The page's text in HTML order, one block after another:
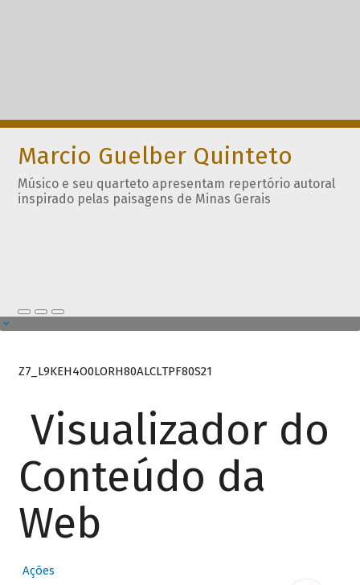
Marcio Guelber Quinteto
Músico e seu quarteto apresentam repertório autoral
inspirado pelas paisagens de Minas Gerais
Z7_L9KEH4O0LORH80ALCLTPF80S21
Visualizador do
Conteúdo da
Web
Ações